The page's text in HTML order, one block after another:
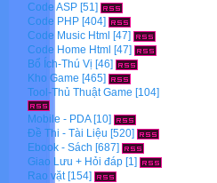
Code ASP [51]
Code PHP [404]
Code Music Html [47]
Code Home Html [47]
Bổ Ích-Thú Vị [46]
Kho Game [465]
Tool-Thủ Thuật Game [104]
Mobile - PDA[10]
Đề Thi - Tài Liệu [520]
Ebook - Sách [687]
Giao Lưu + Hỏi đáp [1]
Rao vặt[154]